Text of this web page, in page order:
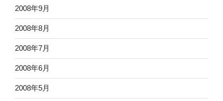
2008年9月
2008年8月
2008年7月
2008年6月
2008年5月